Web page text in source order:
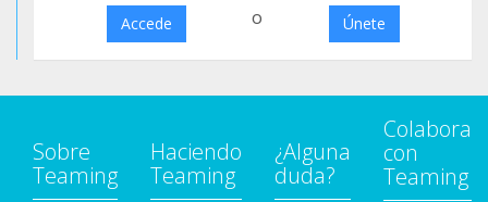
Accede o Únete
Sobre
Teaming
Haciendo
Teaming
¿Alguna
duda?
Colabora
con
Teaming